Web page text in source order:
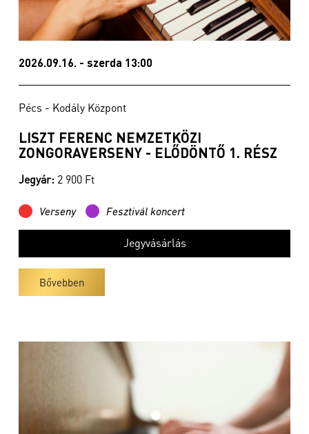
2026.09.16. - szerda 13:00
Pécs - Kodály Központ
LISZT FERENC NEMZETKÖZI
ZONGORAVERSENY - ELŐDÖNTŐ 1. RÉSZ
Jegyár: 2 900 Ft
Verseny Fesztivál koncert
Jegyvásárlás
Bővebben